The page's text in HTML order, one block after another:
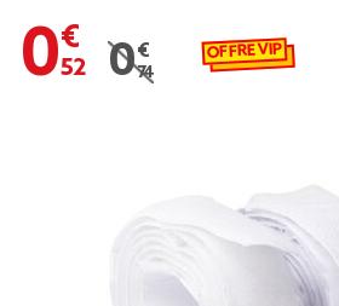
0,52 €
Prix remisé de
0,74 € OFFRE VIP